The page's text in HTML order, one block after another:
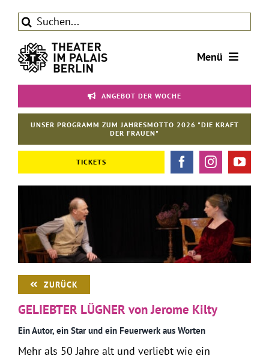
Inhalt
springen
Suche
Menü
Tickets
Theater
ANGEBOT DER WOCHE
UNSER PROGRAMM ZUM JAHRESMOTTO 2026 "DIE KRAFT
DER FRAUEN"
TICKETS
ZURÜCK
GELIEBTER LÜGNER von Jerome Kilty
Ein Autor, ein Star und ein Feuerwerk aus Worten
Mehr als 50 Jahre alt und verliebt wie ein